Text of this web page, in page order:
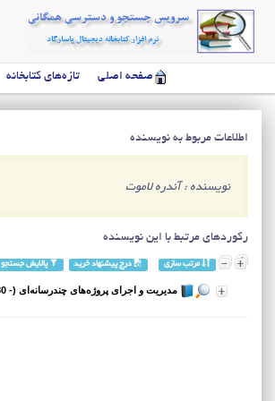
صفحه اصلی تازه‌های کتابخانه
اطلاعات مربوط به نویسنده
نویسنده : آندره لاموت
رکوردهای مرتبط با این نویسنده
مرتب سازی درج پیشنهاد خرید پالایش جستجو
مدیریت و اجرای پروژه‌های چندرسانه‌ای (- 1380)